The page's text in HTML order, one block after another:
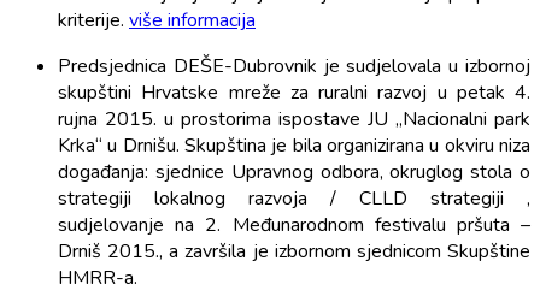
kriterije. više informacija
Predsjednica DEŠE-Dubrovnik je sudjelovala u izbornoj
skupštini Hrvatske mreže za ruralni razvoj u petak 4.
rujna 2015. u prostorima ispostave JU „Nacionalni park
Krka“ u Drnišu. Skupština je bila organizirana u okviru niza
događanja: sjednice Upravnog odbora, okruglog stola o
strategiji lokalnog razvoja / CLLD strategiji ,
sudjelovanje na 2. Međunarodnom festivalu pršuta –
Drniš 2015., a završila je izbornom sjednicom Skupštine
HMRR-a.